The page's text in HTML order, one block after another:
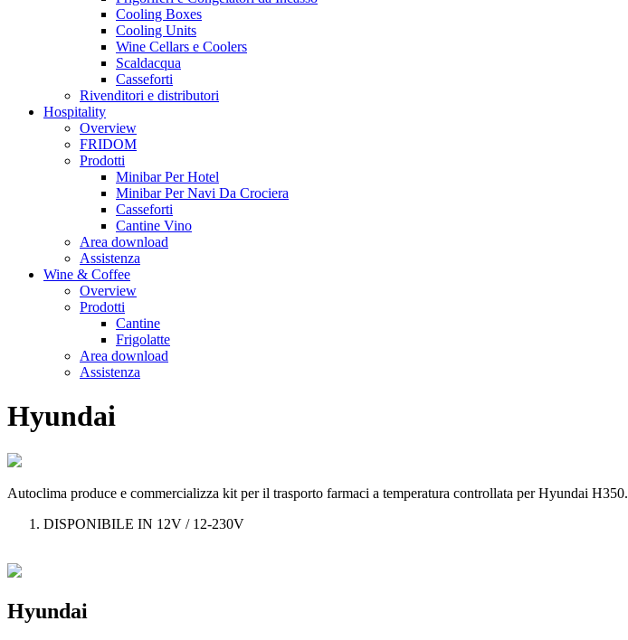
Cooling Boxes
Cooling Units
Wine Cellars e Coolers
Scaldacqua
Casseforti
Rivenditori e distributori
Hospitality
Overview
FRIDOM
Prodotti
Minibar Per Hotel
Minibar Per Navi Da Crociera
Casseforti
Cantine Vino
Area download
Assistenza
Wine & Coffee
Overview
Prodotti
Cantine
Frigolatte
Area download
Assistenza
Hyundai
Autoclima produce e commercializza kit per il trasporto farmaci a temperatura controllata per Hyundai H350.
DISPONIBILE IN 12V / 12-230V
Hyundai